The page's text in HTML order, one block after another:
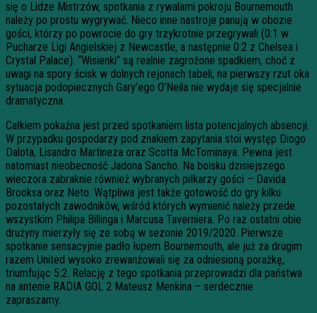
się o Lidze Mistrzów, spotkania z rywalami pokroju Bournemouth
należy po prostu wygrywać. Nieco inne nastroje panują w obozie
gości, którzy po powrocie do gry trzykrotnie przegrywali (0:1 w
Pucharze Ligi Angielskiej z Newcastle, a następnie 0:2 z Chelsea i
Crystal Palace). “Wisienki” są realnie zagrożone spadkiem, choć z
uwagi na spory ścisk w dolnych rejonach tabeli, na pierwszy rzut oka
sytuacja podopiecznych Gary’ego O’Neila nie wydaje się specjalnie
dramatyczna.
Całkiem pokaźna jest przed spotkaniem lista potencjalnych absencji.
W przypadku gospodarzy pod znakiem zapytania stoi występ Diogo
Dalota, Lisandro Martineza oraz Scotta McTominaya. Pewna jest
natomiast nieobecność Jadona Sancho. Na boisku dzisiejszego
wieczora zabraknie również wybranych piłkarzy gości – Davida
Brooksa oraz Neto. Wątpliwa jest także gotowość do gry kilku
pozostałych zawodników, wśród których wymienić należy przede
wszystkim Philipa Billinga i Marcusa Taverniera. Po raz ostatni obie
drużyny mierzyły się ze sobą w sezonie 2019/2020. Pierwsze
spotkanie sensacyjnie padło łupem Bournemouth, ale już za drugim
razem United wysoko zrewanżowali się za odniesioną porażkę,
triumfując 5:2. Relację z tego spotkania przeprowadzi dla państwa
na antenie RADIA GOL 2 Mateusz Menkina – serdecznie
zapraszamy.